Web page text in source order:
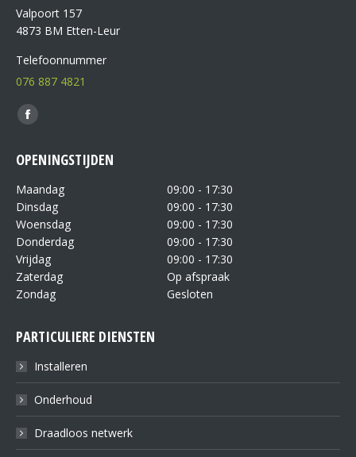
Valpoort 157
4873 BM Etten-Leur
Telefoonnummer
076 887 4821
Vind ons op:
OPENINGSTIJDEN
Maandag
09:00 - 17:30
Dinsdag
09:00 - 17:30
Woensdag
09:00 - 17:30
Donderdag
09:00 - 17:30
Vrijdag
09:00 - 17:30
Zaterdag
Op afspraak
Zondag
Gesloten
PARTICULIERE DIENSTEN
Installeren
Onderhoud
Draadloos netwerk